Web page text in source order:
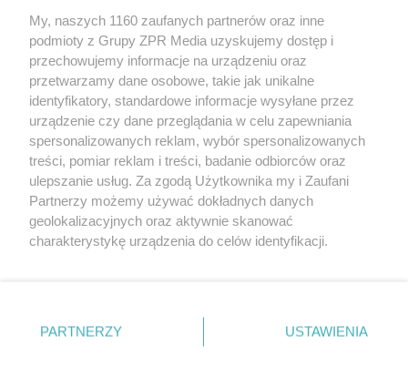
Żaden utwór zamieszczony w serwisie nie może być powielany i
rozpowszechniany lub dalej rozpowszechniany w jakikolwiek sposób
(w tym także elektroniczny lub mechaniczny) na jakimkolwiek polu
eksploatacji w jakiejkolwiek formie, włącznie z umieszczaniem w
Internecie bez pisemnej zgody właściciela praw. Jakiekolwiek użycie
lub wykorzystanie utworów w całości lub w części z naruszeniem
prawa, tzn. bez właściwej zgody, jest zabronione pod groźbą kary i
może być ścigane prawnie.
O nas
Nasze serwisy
My, naszych 1160 zaufanych partnerów oraz inne
podmioty z Grupy ZPR Media uzyskujemy dostęp i
przechowujemy informacje na urządzeniu oraz
przetwarzamy dane osobowe, takie jak unikalne
identyfikatory, standardowe informacje wysyłane przez
urządzenie czy dane przeglądania w celu zapewniania
spersonalizowanych reklam, wybór spersonalizowanych
treści, pomiar reklam i treści, badanie odbiorców oraz
ulepszanie usług. Za zgodą Użytkownika my i Zaufani
Partnerzy możemy używać dokładnych danych
geolokalizacyjnych oraz aktywnie skanować
charakterystykę urządzenia do celów identyfikacji.
zmienić/wycofać klikając przycisk ustawień prywatności
znajdujący się w lewym dolnym rogu strony
PARTNERZY USTAWIENIA